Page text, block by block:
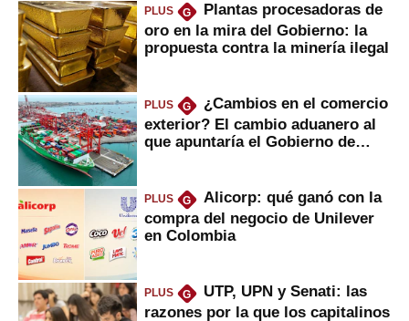
PLUS G
Plantas procesadoras de
oro en la mira del Gobierno: la
propuesta contra la minería ilegal
PLUS G
¿Cambios en el comercio
exterior? El cambio aduanero al
que apuntaría el Gobierno de
PLUS G
Alicorp: qué ganó con la
compra del negocio de Unilever
en Colombia
PLUS G
UTP, UPN y Senati: las
razones por la que los capitalinos